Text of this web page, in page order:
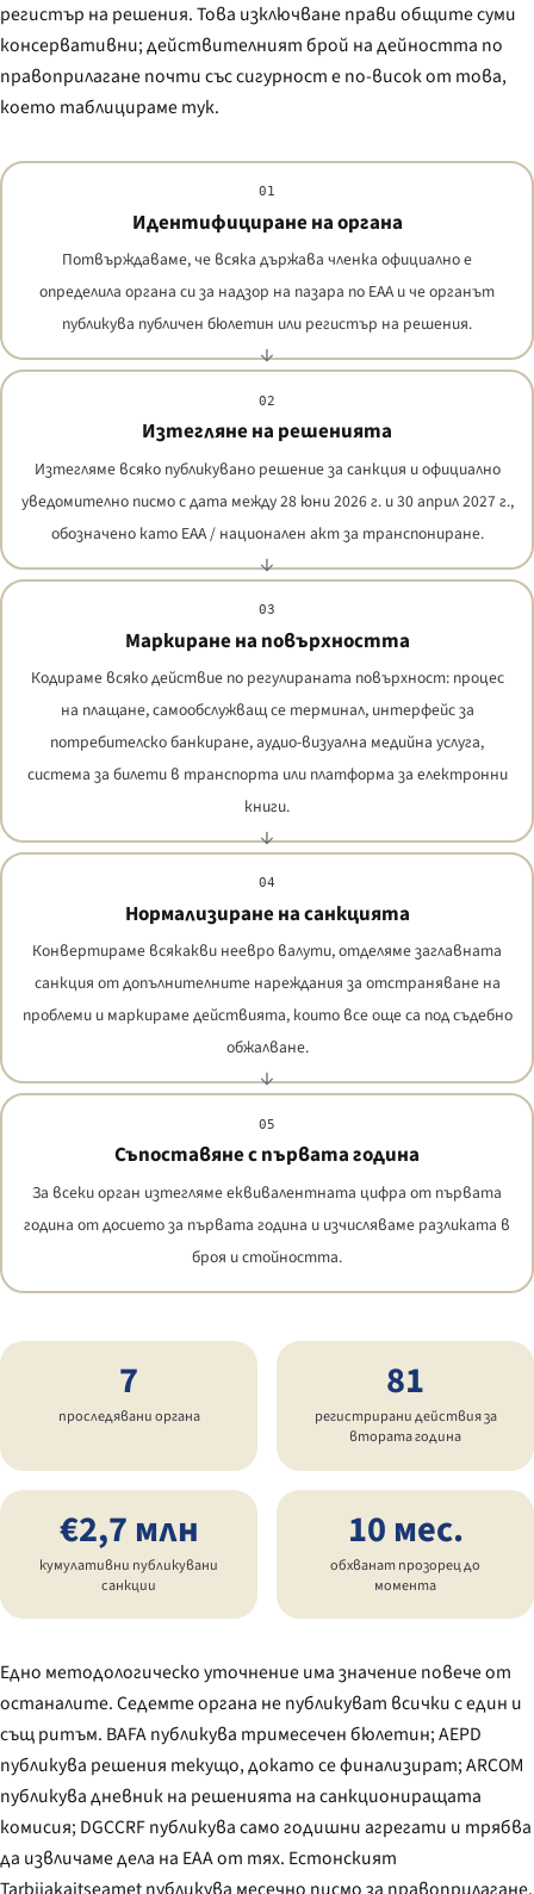
регистър на решения. Това изключване прави общите суми
консервативни; действителният брой на дейността по
правоприлагане почти със сигурност е по-висок от това,
което таблицираме тук.
01
Идентифициране на органа
Потвърждаваме, че всяка държава членка официално е
определила органа си за надзор на пазара по EAA и че органът
публикува публичен бюлетин или регистър на решения.
02
Изтегляне на решенията
Изтегляме всяко публикувано решение за санкция и официално
уведомително писмо с дата между 28 юни 2026 г. и 30 април 2027 г.,
обозначено като EAA / национален акт за транспониране.
03
Маркиране на повърхността
Кодираме всяко действие по регулираната повърхност: процес
на плащане, самообслужващ се терминал, интерфейс за
потребителско банкиране, аудио-визуална медийна услуга,
система за билети в транспорта или платформа за електронни
книги.
04
Нормализиране на санкцията
Конвертираме всякакви неевро валути, отделяме заглавната
санкция от допълнителните нареждания за отстраняване на
проблеми и маркираме действията, които все още са под съдебно
обжалване.
05
Съпоставяне с първата година
За всеки орган изтегляме еквивалентната цифра от първата
година от досието за първата година и изчисляваме разликата в
броя и стойността.
7
проследявани органа
81
регистрирани действия за
втората година
€2,7 млн
кумулативни публикувани
санкции
10 мес.
обхванат прозорец до
момента
Едно методологическо уточнение има значение повече от
останалите. Седемте органа не публикуват всички с един и
същ ритъм. BAFA публикува тримесечен бюлетин; AEPD
публикува решения текущо, докато се финализират; ARCOM
публикува дневник на решенията на санкциониращата
комисия; DGCCRF публикува само годишни агрегати и трябва
да извличаме дела на EAA от тях. Естонският